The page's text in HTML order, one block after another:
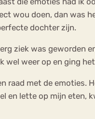
wou doen, dan was
dochter zijn.
ziek was geworden
weer op en ging het
raad met de emoties.
en lette op mijn eten,